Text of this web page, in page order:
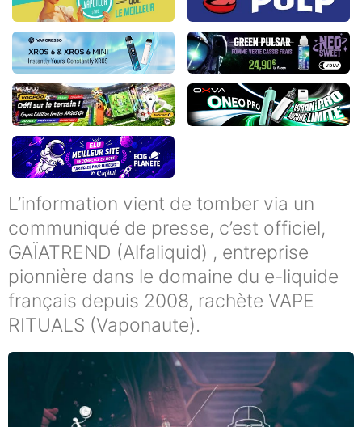
L’information vient de tomber via un
communiqué de presse, c’est officiel,
GAÏATREND (Alfaliquid) , entreprise
pionnière dans le domaine du e-liquide
français depuis 2008, rachète VAPE
RITUALS (Vaponaute).